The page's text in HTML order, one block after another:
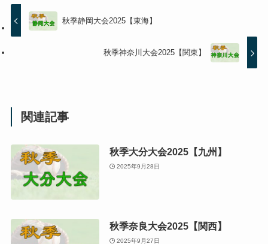
秋季静岡大会2025【東海】
秋季神奈川大会2025【関東】
関連記事
秋季大分大会2025【九州】
2025年9月28日
秋季奈良大会2025【関西】
2025年9月27日